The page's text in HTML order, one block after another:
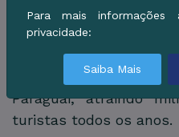
Arraial do Banho de
manifestações
brasileiro. A festa
culturais e
Paraguai, atraindo
turistas todos os anos.
Para mais informações
privacidade:
Saiba Mais